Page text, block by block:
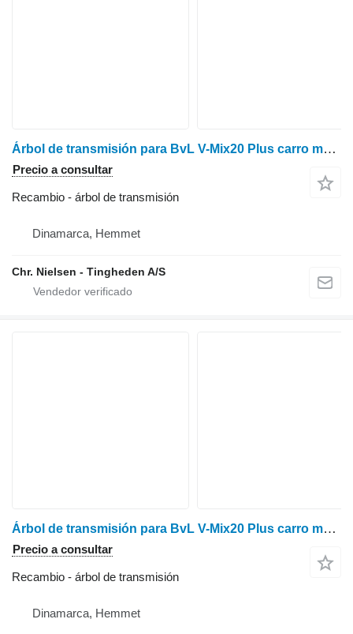
Árbol de transmisión para BvL V-Mix20 Plus carro mezclador
Precio a consultar
Recambio - árbol de transmisión
Dinamarca, Hemmet
Chr. Nielsen - Tingheden A/S
Árbol de transmisión para BvL V-Mix20 Plus carro mezclador
Precio a consultar
Recambio - árbol de transmisión
Dinamarca, Hemmet